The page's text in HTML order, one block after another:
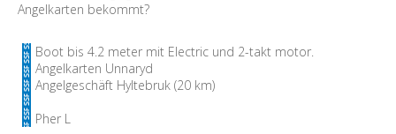
Angelkarten bekommt?
Boot bis 4.2 meter mit Electric und 2-takt motor.
Angelkarten Unnaryd
Angelgeschäft Hyltebruk (20 km)
Pher L